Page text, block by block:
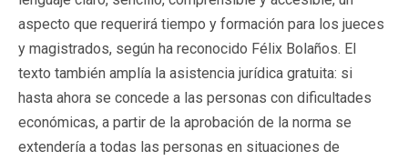
aspecto que requerirá tiempo y formación para los jueces
y magistrados, según ha reconocido Félix Bolaños. El
texto también amplía la asistencia jurídica gratuita: si
hasta ahora se concede a las personas con dificultades
económicas, a partir de la aprobación de la norma se
extendería a todas las personas en situaciones de